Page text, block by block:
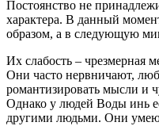
Постоянство не
характера. В данный
образом, а в следующую
Их слабость – чрезмерная
Они часто нервничают,
романтизировать мысли и
Однако у людей Воды инь
другими людьми. Они